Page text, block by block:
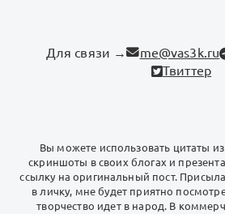
Для связи → me@vas3k.ru
Твиттер
Вы можете использовать цитаты из
скриншоты в своих блогах и
ссылку на оригинальный пост.
в личку, мне будет приятно
творчество идет в народ. В